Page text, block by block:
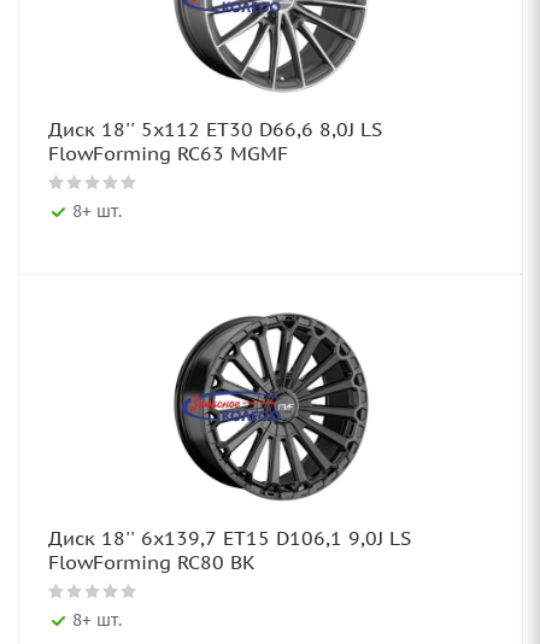
Диск 18'' 5x112 ET30 D66,6 8,0J LS
FlowForming RC63 MGMF
8+ шт.
Диск 18'' 6x139,7 ET15 D106,1 9,0J LS
FlowForming RC80 BK
8+ шт.